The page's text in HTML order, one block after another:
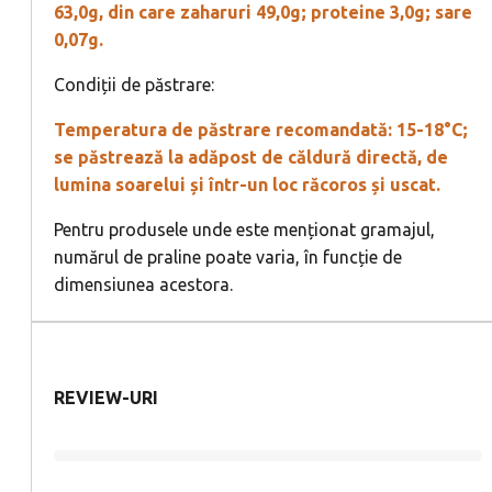
63,0g, din care zaharuri 49,0g; proteine 3,0g; sare
0,07g.
Condiții de păstrare:
Temperatura de păstrare recomandată: 15-18°C;
se păstrează la adăpost de căldură directă, de
lumina soarelui și într-un loc răcoros și uscat.
Pentru produsele unde este menționat gramajul,
numărul de praline poate varia, în funcție de
dimensiunea acestora.
REVIEW-URI